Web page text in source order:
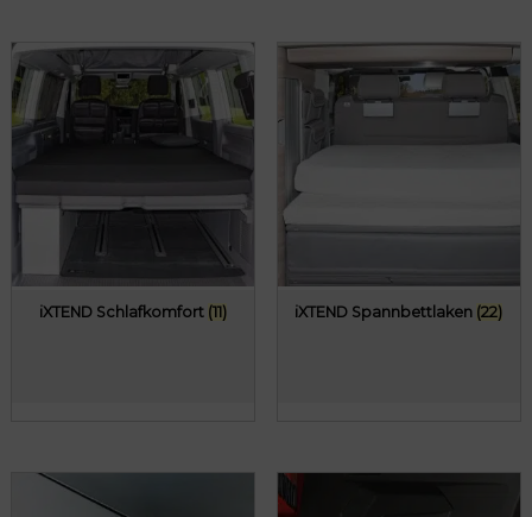
iXTEND Schlafkomfort (11) iXTEND Spannbettlaken (22)